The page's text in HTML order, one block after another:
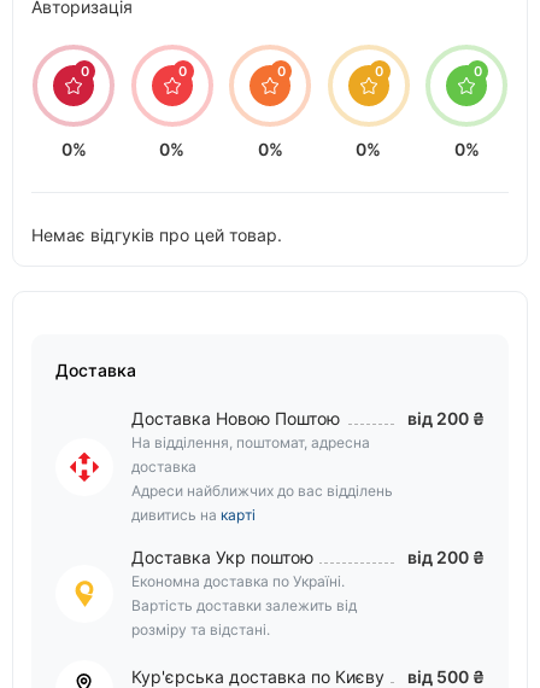
Авторизація
0
0%
0
0%
0
0%
0
0%
0
0%
Немає відгуків про цей товар.
Доставка
Доставка Новою Поштою
На відділення, поштомат, адресна
доставка
Адреси найближчих до вас відділень
дивитись на карті
від 200 ₴
Доставка Укр поштою
Економна доставка по Україні.
Вартість доставки залежить від
розміру та відстані.
від 200 ₴
Кур'єрська доставка по Києву від 500 ₴